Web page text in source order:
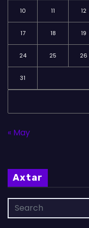
10 11 12
17 18 19
24 25 26
31
« May
Axtar